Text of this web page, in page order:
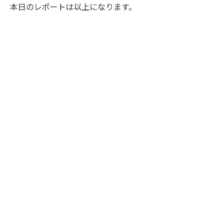
本日のレポートは以上になります。